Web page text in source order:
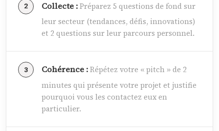
Collecte :Préparez 5 questions de fond sur
leur secteur (tendances, défis, innovations)
et 2 questions sur leur parcours personnel.
Cohérence :Répétez votre « pitch » de 2
minutes qui présente votre projet et justifie
pourquoi vous les contactez eux en
particulier.